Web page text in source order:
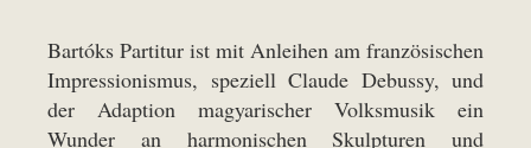
Bartóks Partitur ist mit Anleihen am französischen
Impressionismus, speziell Claude Debussy, und
der Adaption magyarischer Volksmusik ein
Wunder an harmonischen Skulpturen und